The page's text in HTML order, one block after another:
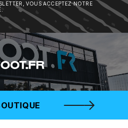
VOUS ACCEPTEZ NOTRE